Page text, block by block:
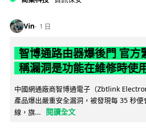
Vin 1 日
智博通路由器爆後門 官方
稱漏洞是功能在維修時使
中國網通廠商智博通電子（Zbtlink
產品爆出嚴重安全漏洞，被發現每 35 秒
線，旗...
閱讀全文